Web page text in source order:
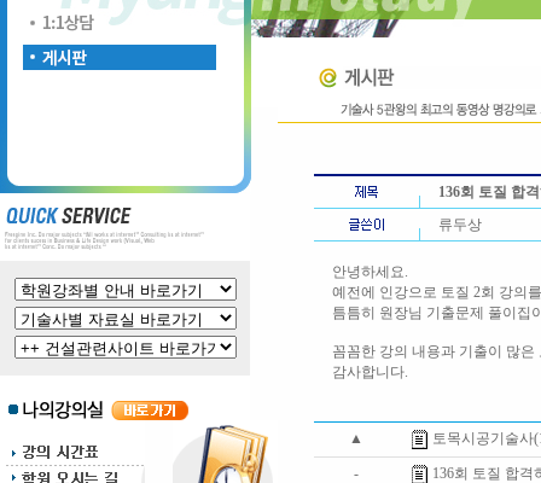
136회 토질 합
류두상
안녕하세요.
예전에 인강으로 토질 2회 강의
틈틈히 원장님 기출문제 풀이집
꼼꼼한 강의 내용과 기출이 많은
감사합니다.
▲ 토목시공기술사
- 136회 토질 합격